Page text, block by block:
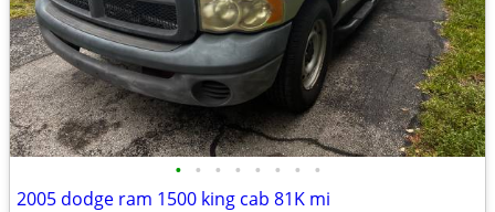
• • • • • • • •
2005 dodge ram 1500 king cab 81K mi